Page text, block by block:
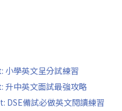
小學英文呈分試練習
升中英文面試最強攻略
DSE備試必做英文閱讀練習